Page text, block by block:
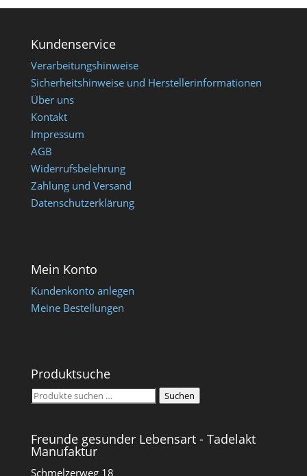
Kundenservice
Verarbeitungshinweise
Sicherheitshinweise und Herstellerinformationen
Über uns
Kontakt
Impressum
AGB
Widerrufsbelehrung
Zahlung und Versand
Datenschutzerklärung
Mein Konto
Kundenkonto anlegen
Meine Bestellungen
Produktsuche
Suchen
Suchen
Freunde gesunder Lebensart - Tadelakt
Manufaktur
Schmelzerweg 18